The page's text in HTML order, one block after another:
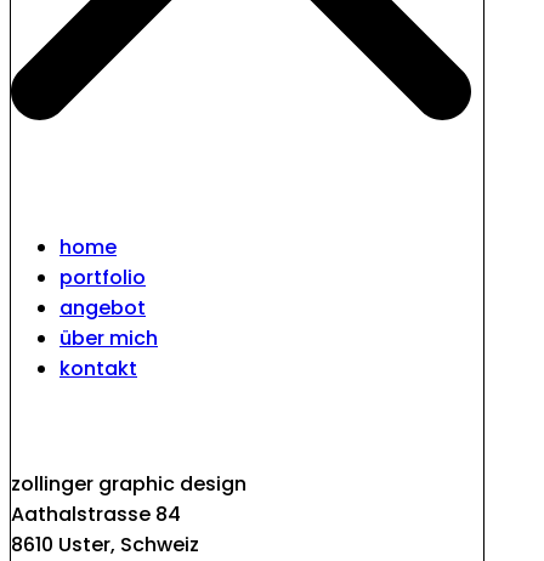
home
portfolio
angebot
über mich
kontakt
zollinger graphic design
Aathalstrasse 84
8610 Uster, Schweiz